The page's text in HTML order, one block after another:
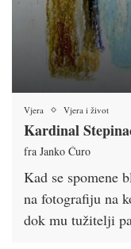
Vjera Vjera i život
Kardinal
fra Janko Ćuro
Kad se spomene
na fotografiju na
dok mu tužitelji